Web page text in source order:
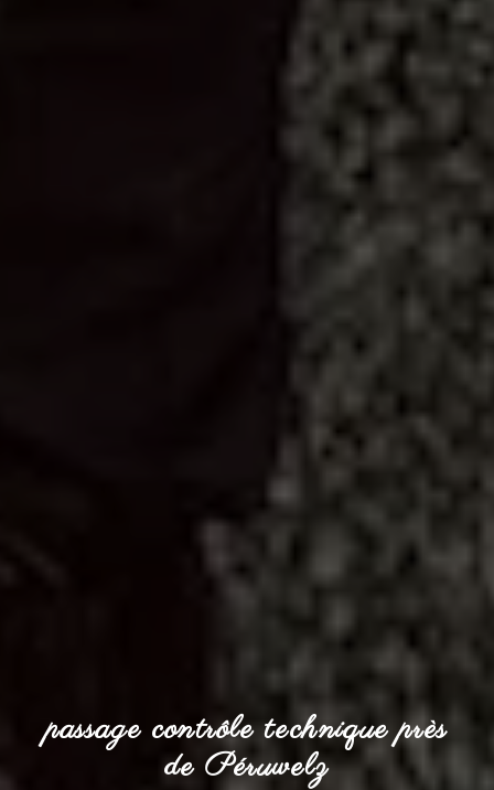
passage contrôle technique près
de Péruwelz